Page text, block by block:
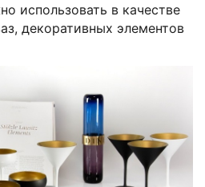
использовать в качестве
декоративных элементов